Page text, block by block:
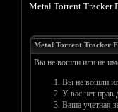
Metal Torrent Tracker
Metal Torrent Tracker
Вы не вошли или не
Вы не вошли
У вас нет прав
Ваша учетная